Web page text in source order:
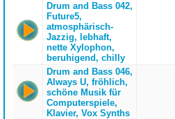
Drum and Bass 042,
Future5,
atmosphärisch-
Jazzig, lebhaft,
nette Xylophon,
beruhigend, chilly
Drum and Bass 046,
Always U, fröhlich,
schöne Musik für
Computerspiele,
Klavier, Vox Synths